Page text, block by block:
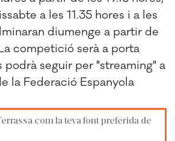
a les 11.35 hores i a les
diumenge a partir de
competició serà a porta
podrà seguir per "streaming" a
la Federació Espanyola
com la teva font preferida de